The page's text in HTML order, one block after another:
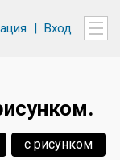
| Вход
с рисунком